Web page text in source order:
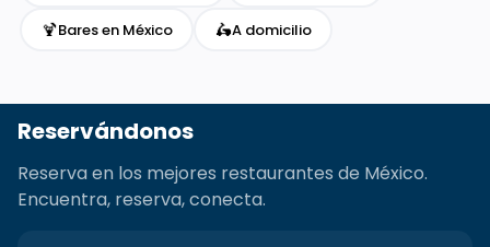
🍹Bares en México 🛵A domicilio
Reservándonos
Reserva en los mejores restaurantes de México.
Encuentra, reserva, conecta.